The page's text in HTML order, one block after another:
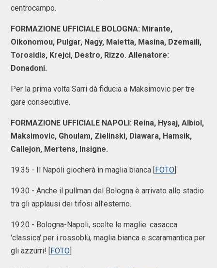
centrocampo.
FORMAZIONE UFFICIALE BOLOGNA: Mirante,
Oikonomou, Pulgar, Nagy, Maietta, Masina, Dzemaili,
Torosidis, Krejci, Destro, Rizzo. Allenatore:
Donadoni.
Per la prima volta Sarri dà fiducia a Maksimovic per tre
gare consecutive.
FORMAZIONE UFFICIALE NAPOLI: Reina, Hysaj, Albiol,
Maksimovic, Ghoulam, Zielinski, Diawara, Hamsik,
Callejon, Mertens, Insigne.
19.35 - Il Napoli giocherà in maglia bianca [FOTO]
19.30 - Anche il pullman del Bologna è arrivato allo stadio
tra gli applausi dei tifosi all'esterno.
19.20 - Bologna-Napoli, scelte le maglie: casacca
'classica' per i rossoblù, maglia bianca e scaramantica per
gli azzurri! [FOTO]